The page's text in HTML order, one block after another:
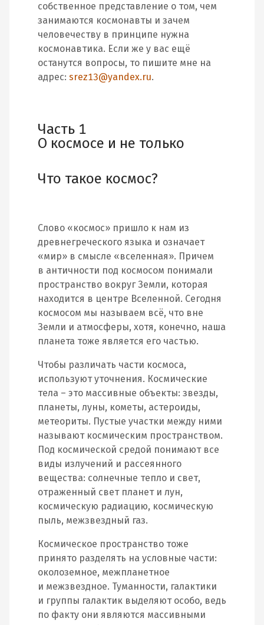
собственное представление о том, чем
занимаются космонавты и зачем
человечеству в принципе нужна
космонавтика. Если же у вас ещё
останутся вопросы, то пишите мне на
адрес: srez13@yandex.ru.
Часть 1
О космосе и не только
Что такое космос?
Слово «космос» пришло к нам из
древнегреческого языка и означает
«мир» в смысле «вселенная». Причем
в античности под космосом понимали
пространство вокруг Земли, которая
находится в центре Вселенной. Сегодня
космосом мы называем всё, что вне
Земли и атмосферы, хотя, конечно, наша
планета тоже является его частью.
Чтобы различать части космоса,
используют уточнения. Космические
тела – это массивные объекты: звезды,
планеты, луны, кометы, астероиды,
метеориты. Пустые участки между ними
называют космическим пространством.
Под космической средой понимают все
виды излучений и рассеянного
вещества: солнечные тепло и свет,
отраженный свет планет и лун,
космическую радиацию, космическую
пыль, межзвездный газ.
Космическое пространство тоже
принято разделять на условные части:
околоземное, межпланетное
и межзвездное. Туманности, галактики
и группы галактик выделяют особо, ведь
по факту они являются массивными